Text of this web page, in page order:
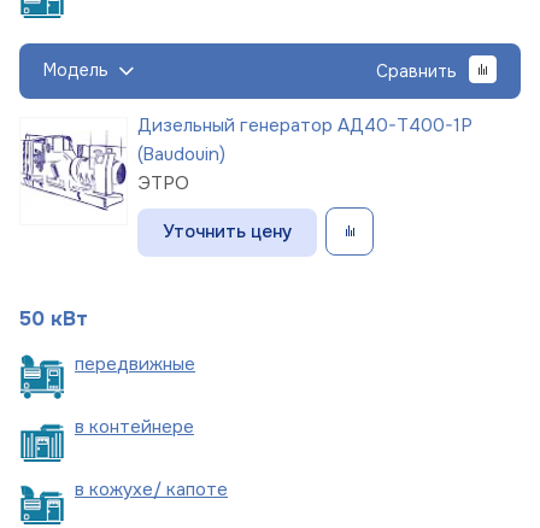
Модель Сравнить
Дизельный генератор АД40-Т400-1Р
(Baudouin)
ЭТРО
Уточнить цену
50 кВт
передвижные
в контейнере
в кожухе/ капоте